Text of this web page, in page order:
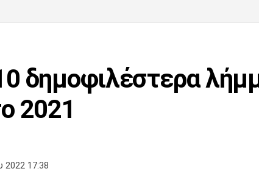
δημοφιλέστερα
2021
2022 17:38